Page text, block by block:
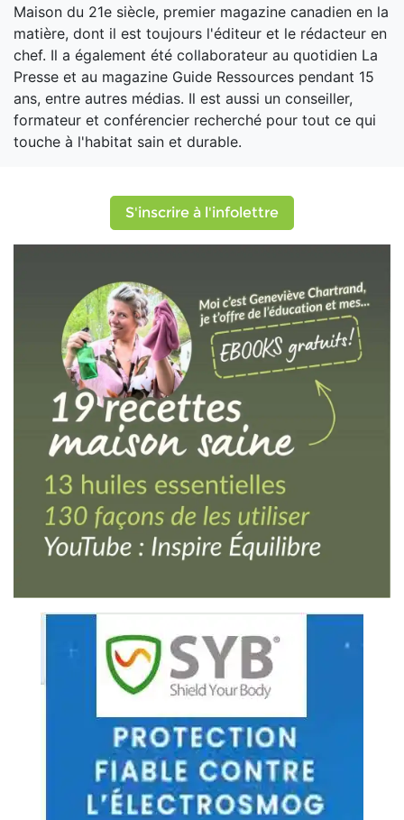
Maison du 21e siècle, premier magazine canadien en la
matière, dont il est toujours l'éditeur et le rédacteur en
chef. Il a également été collaborateur au quotidien La
Presse et au magazine Guide Ressources pendant 15
ans, entre autres médias. Il est aussi un conseiller,
formateur et conférencier recherché pour tout ce qui
touche à l'habitat sain et durable.
S'inscrire à l'infolettre